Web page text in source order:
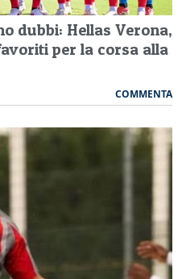
dubbi: Hellas Verona,
per la corsa alla
COMMENTA